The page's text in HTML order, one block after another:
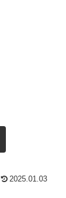
2025.01.03